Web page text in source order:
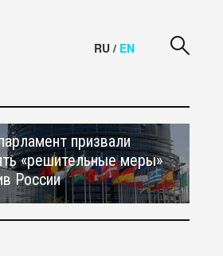
RU / EN
призвали
«решительные меры»
России